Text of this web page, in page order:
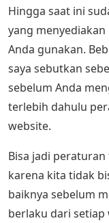
Hingga saat ini
yang
Anda gunakan.
saya sebutkan
sebelum Anda
terlebih dahulu
website.
Bisa jadi
karena kita tidak
baiknya sebelum
berlaku dari setiap